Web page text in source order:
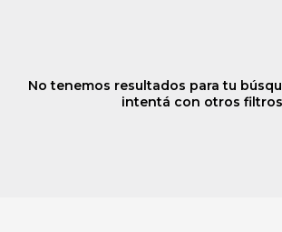
No tenemos resultados para tu
intentá con otros